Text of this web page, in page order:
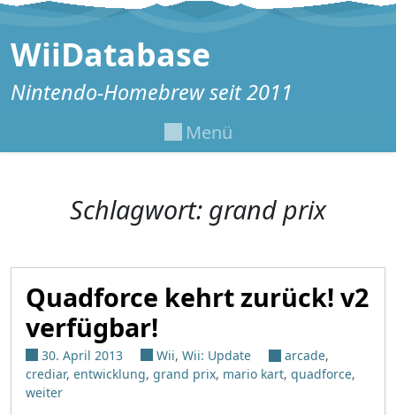
Zum Inhalt springen
WiiDatabase
Nintendo-Homebrew seit 2011
Menü
Schlagwort: grand prix
Quadforce kehrt zurück! v2
verfügbar!
30. April 2013 Wii, Wii: Update arcade,
crediar, entwicklung, grand prix, mario kart, quadforce,
weiter